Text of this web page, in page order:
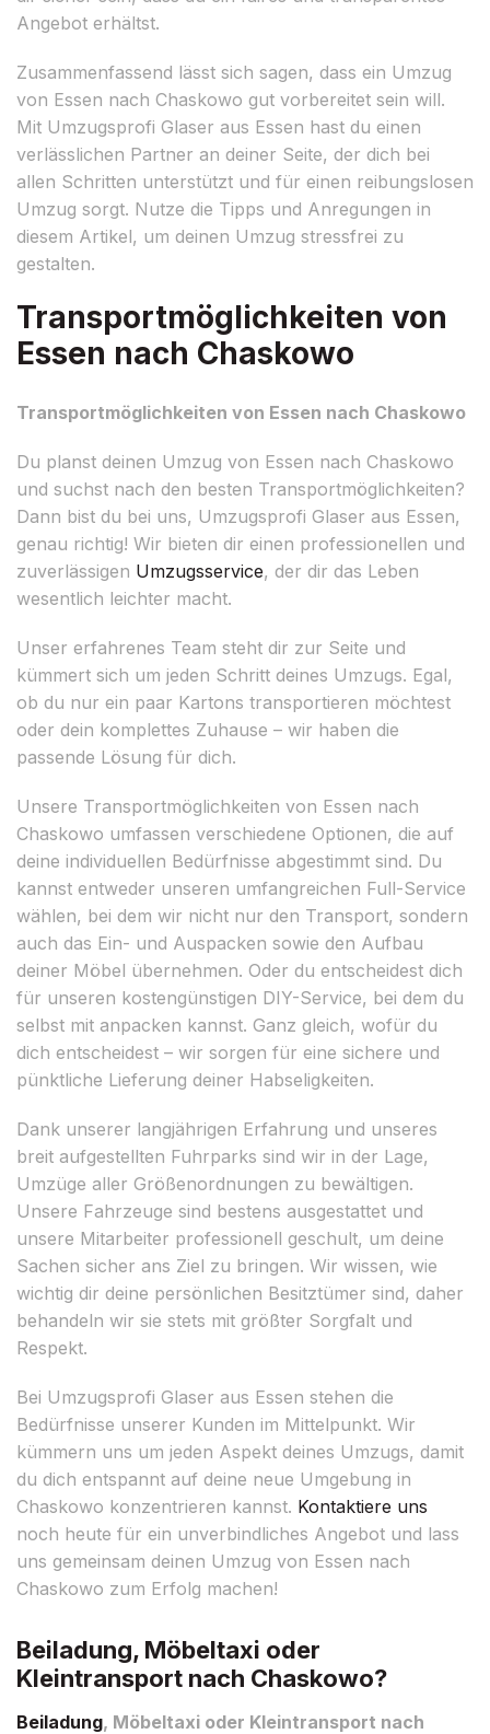
Angebot erhältst.
Zusammenfassend lässt sich sagen, dass ein Umzug
von Essen nach Chaskowo gut vorbereitet sein will.
Mit Umzugsprofi Glaser aus Essen hast du einen
verlässlichen Partner an deiner Seite, der dich bei
allen Schritten unterstützt und für einen reibungslosen
Umzug sorgt. Nutze die Tipps und Anregungen in
diesem Artikel, um deinen Umzug stressfrei zu
gestalten.
Transportmöglichkeiten von
Essen nach Chaskowo
Transportmöglichkeiten von Essen nach Chaskowo
Du planst deinen Umzug von Essen nach Chaskowo
und suchst nach den besten Transportmöglichkeiten?
Dann bist du bei uns, Umzugsprofi Glaser aus Essen,
genau richtig! Wir bieten dir einen professionellen und
zuverlässigen Umzugsservice, der dir das Leben
wesentlich leichter macht.
Unser erfahrenes Team steht dir zur Seite und
kümmert sich um jeden Schritt deines Umzugs. Egal,
ob du nur ein paar Kartons transportieren möchtest
oder dein komplettes Zuhause – wir haben die
passende Lösung für dich.
Unsere Transportmöglichkeiten von Essen nach
Chaskowo umfassen verschiedene Optionen, die auf
deine individuellen Bedürfnisse abgestimmt sind. Du
kannst entweder unseren umfangreichen Full-Service
wählen, bei dem wir nicht nur den Transport, sondern
auch das Ein- und Auspacken sowie den Aufbau
deiner Möbel übernehmen. Oder du entscheidest dich
für unseren kostengünstigen DIY-Service, bei dem du
selbst mit anpacken kannst. Ganz gleich, wofür du
dich entscheidest – wir sorgen für eine sichere und
pünktliche Lieferung deiner Habseligkeiten.
Dank unserer langjährigen Erfahrung und unseres
breit aufgestellten Fuhrparks sind wir in der Lage,
Umzüge aller Größenordnungen zu bewältigen.
Unsere Fahrzeuge sind bestens ausgestattet und
unsere Mitarbeiter professionell geschult, um deine
Sachen sicher ans Ziel zu bringen. Wir wissen, wie
wichtig dir deine persönlichen Besitztümer sind, daher
behandeln wir sie stets mit größter Sorgfalt und
Respekt.
Bei Umzugsprofi Glaser aus Essen stehen die
Bedürfnisse unserer Kunden im Mittelpunkt. Wir
kümmern uns um jeden Aspekt deines Umzugs, damit
du dich entspannt auf deine neue Umgebung in
Chaskowo konzentrieren kannst. Kontaktiere uns
noch heute für ein unverbindliches Angebot und lass
uns gemeinsam deinen Umzug von Essen nach
Chaskowo zum Erfolg machen!
Beiladung, Möbeltaxi oder
Kleintransport nach Chaskowo?
Beiladung, Möbeltaxi oder Kleintransport nach